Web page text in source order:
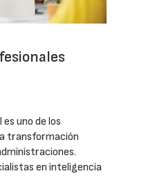
uno de los
transformación
en inteligencia